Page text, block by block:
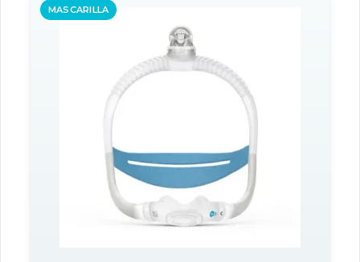
MASCARILLA